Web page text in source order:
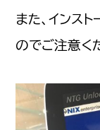
また、インス
のでご注意く